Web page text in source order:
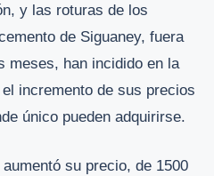
y las roturas de los
de Siguaney, fuera
meses, han incidido en la
incremento de sus precios
único pueden adquirirse.
su precio, de 1500